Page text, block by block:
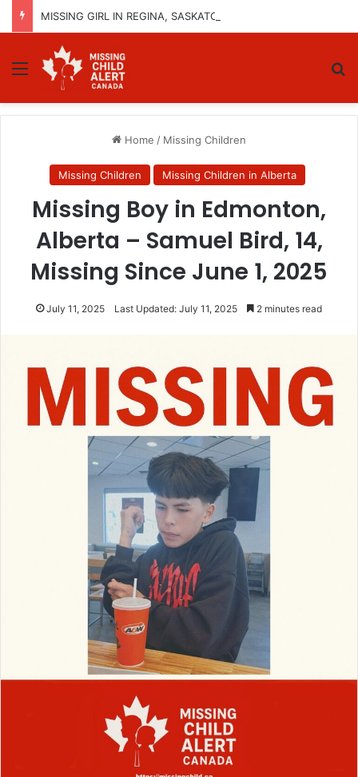
Menu
Home / Missing Children
Missing Children Missing Children in Alberta
Missing Boy in Edmonton,
Alberta – Samuel Bird, 14,
Missing Since June 1, 2025
July 11, 2025 Last Updated: July 11, 2025 2 minutes read